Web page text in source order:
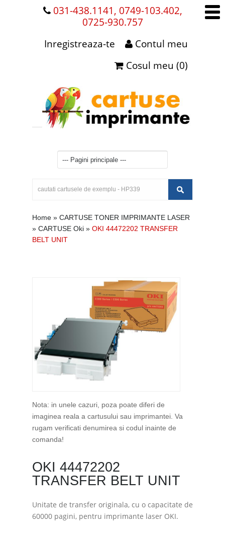
031-438.1141, 0749-103.402,
0725-930.757
Contul meu
Inregistreaza-te
Cosul meu (0)
Home » CARTUSE TONER IMPRIMANTE LASER
» CARTUSE Oki » OKI 44472202 TRANSFER
BELT UNIT
Nota: in unele cazuri, poza poate diferi de
imaginea reala a cartusului sau imprimantei. Va
rugam verificati denumirea si codul inainte de
comanda!
OKI 44472202
TRANSFER BELT UNIT
Unitate de transfer originala, cu o capacitate de
60000 pagini, pentru imprimante laser OKI.